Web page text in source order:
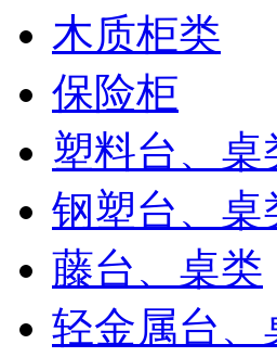
木质柜类
保险柜
塑料台、桌
钢塑台、桌
藤台、桌类
轻金属台、